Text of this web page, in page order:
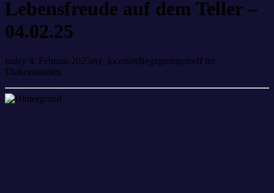
Lebensfreude auf dem Teller –
04.02.25
today 4. Februar 2025my_locationBegegnungstreff im
Diakonieladen